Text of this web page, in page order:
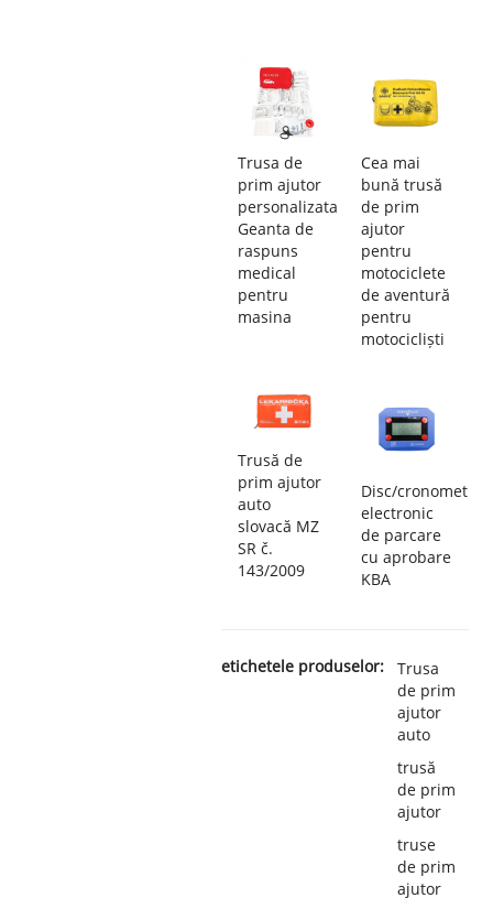
Trusa de
prim ajutor
personalizata
Geanta de
raspuns
medical
pentru
masina
Cea mai
bună trusă
de prim
ajutor
pentru
motociclete
de aventură
pentru
motocicliști
Trusă de
prim ajutor
auto
slovacă MZ
SR č.
143/2009
Disc/cronometru
electronic
de parcare
cu aprobare
KBA
etichetele produselor:
Trusa
de prim
ajutor
auto
trusă
de prim
ajutor
truse
de prim
ajutor